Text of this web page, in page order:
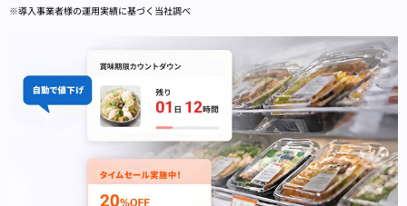
※導入事業者様の運用実績に基づく当社調べ